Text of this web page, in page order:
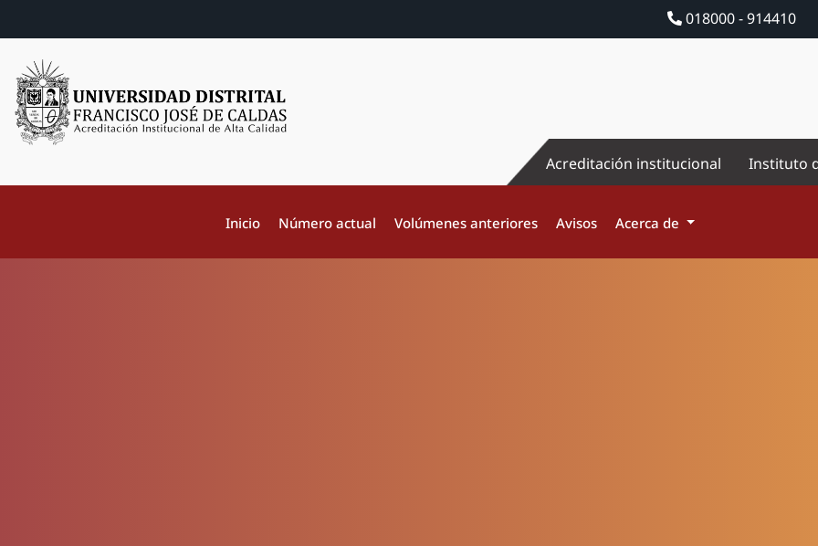
018000 - 914410
Acreditación institucional Instituto
Inicio Número actual Volúmenes anteriores Avisos Acerca de